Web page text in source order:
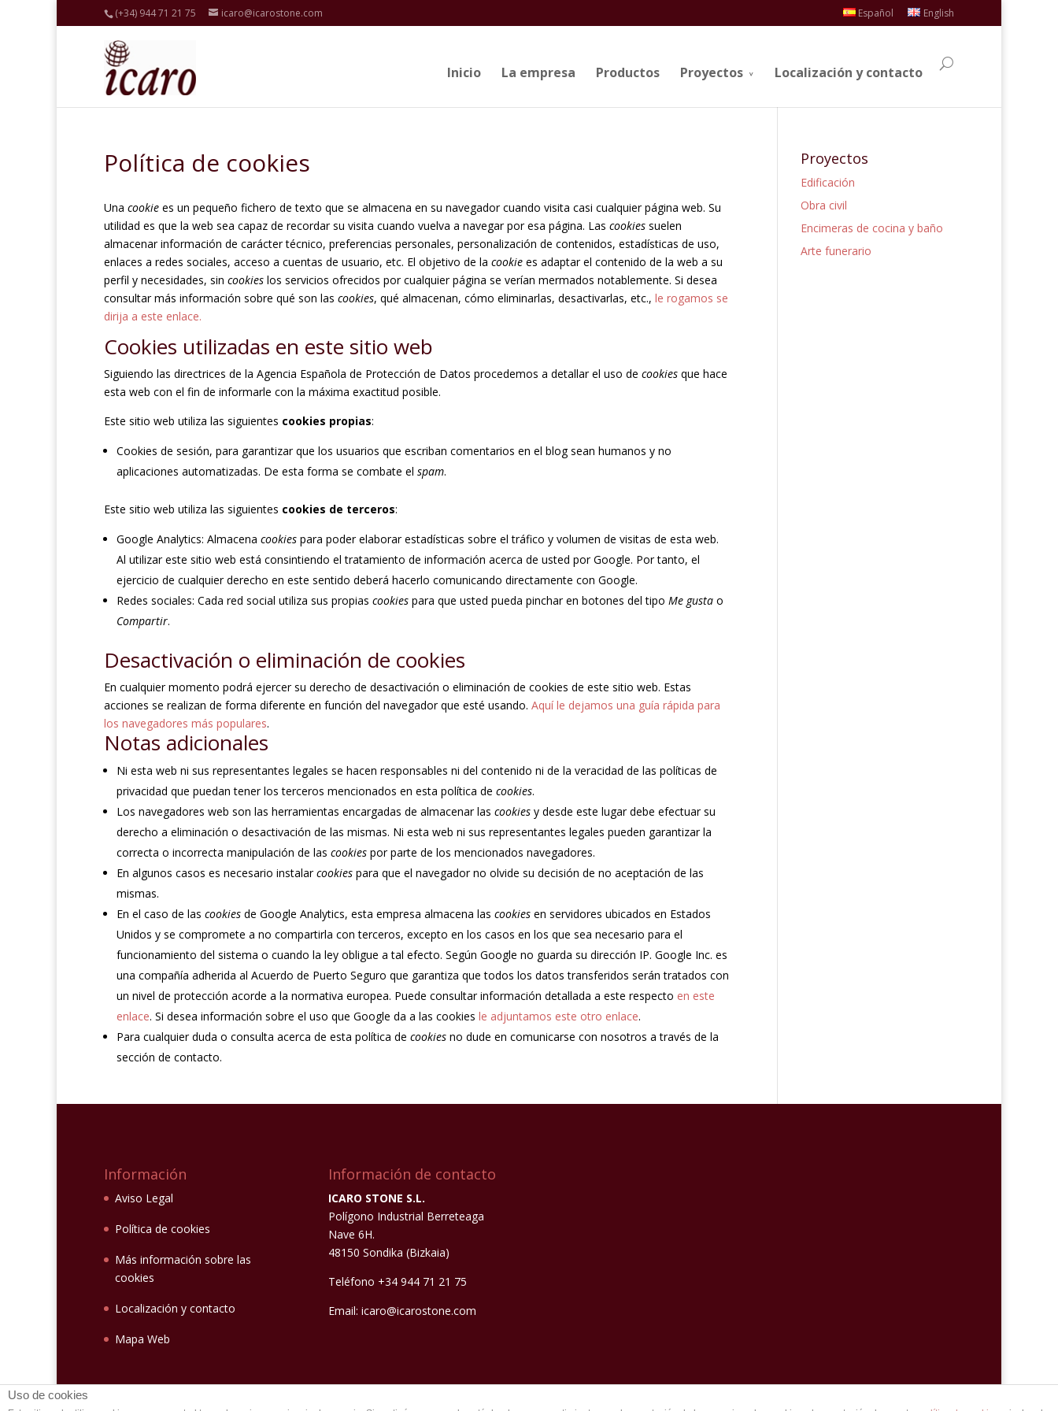
(+34) 944 71 21 75 icaro@icarostone.com Español English
Inicio La empresa Productos Proyectos Localización y contacto
Política de cookies
Una cookie es un pequeño fichero de texto que se almacena en su navegador cuando visita casi cualquier página web. Su
utilidad es que la web sea capaz de recordar su visita cuando vuelva a navegar por esa página. Las cookies suelen
almacenar información de carácter técnico, preferencias personales, personalización de contenidos, estadísticas de uso,
enlaces a redes sociales, acceso a cuentas de usuario, etc. El objetivo de la cookie es adaptar el contenido de la web a su
perfil y necesidades, sin cookies los servicios ofrecidos por cualquier página se verían mermados notablemente. Si desea
consultar más información sobre qué son las cookies, qué almacenan, cómo eliminarlas, desactivarlas, etc., le rogamos se
dirija a este enlace.
Cookies utilizadas en este sitio web
Siguiendo las directrices de la Agencia Española de Protección de Datos procedemos a detallar el uso de cookies que hace
esta web con el fin de informarle con la máxima exactitud posible.
Este sitio web utiliza las siguientes cookies propias:
Cookies de sesión, para garantizar que los usuarios que escriban comentarios en el blog sean humanos y no
aplicaciones automatizadas. De esta forma se combate el spam.
Este sitio web utiliza las siguientes cookies de terceros:
Google Analytics: Almacena cookies para poder elaborar estadísticas sobre el tráfico y volumen de visitas de esta web.
Al utilizar este sitio web está consintiendo el tratamiento de información acerca de usted por Google. Por tanto, el
ejercicio de cualquier derecho en este sentido deberá hacerlo comunicando directamente con Google.
Redes sociales: Cada red social utiliza sus propias cookies para que usted pueda pinchar en botones del tipo Me gusta o
Compartir.
Desactivación o eliminación de cookies
En cualquier momento podrá ejercer su derecho de desactivación o eliminación de cookies de este sitio web. Estas
acciones se realizan de forma diferente en función del navegador que esté usando. Aquí le dejamos una guía rápida para
los navegadores más populares.
Notas adicionales
Ni esta web ni sus representantes legales se hacen responsables ni del contenido ni de la veracidad de las políticas de
privacidad que puedan tener los terceros mencionados en esta política de cookies.
Los navegadores web son las herramientas encargadas de almacenar las cookies y desde este lugar debe efectuar su
derecho a eliminación o desactivación de las mismas. Ni esta web ni sus representantes legales pueden garantizar la
correcta o incorrecta manipulación de las cookies por parte de los mencionados navegadores.
En algunos casos es necesario instalarcookies para que el navegador no olvide su decisión de no aceptación de las
mismas.
En el caso de las cookies de Google Analytics, esta empresa almacena las cookies en servidores ubicados en Estados
Unidos y se compromete a no compartirla con terceros, excepto en los casos en los que sea necesario para el
funcionamiento del sistema o cuando la ley obligue a tal efecto. Según Google no guarda su dirección IP. Google Inc. es
una compañía adherida al Acuerdo de Puerto Seguro que garantiza que todos los datos transferidos serán tratados con
un nivel de protección acorde a la normativa europea. Puede consultar información detallada a este respecto en este
enlace. Si desea información sobre el uso que Google da a las cookies le adjuntamos este otro enlace.
Para cualquier duda o consulta acerca de esta política de cookies no dude en comunicarse con nosotros a través de la
sección de contacto.
Proyectos
Edificación
Obra civil
Encimeras de cocina y baño
Arte funerario
Información
Aviso Legal
Política de cookies
Más información sobre las
cookies
Localización y contacto
Mapa Web
Información de contacto
ICARO STONE S.L.
Polígono Industrial Berreteaga
Nave 6H.
48150 Sondika (Bizkaia)
Teléfono +34 944 71 21 75
Email: icaro@icarostone.com
Uso de cookies